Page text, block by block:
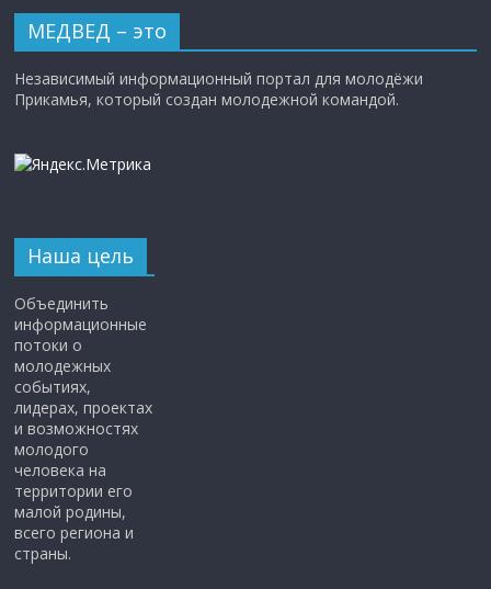
МЕДВЕД – это
Независимый информационный портал для молодёжи
Прикамья, который создан молодежной командой.
Наша цель
Объединить
информационные
потоки о
молодежных
событиях,
лидерах, проектах
и возможностях
молодого
человека на
территории его
малой родины,
всего региона и
страны.